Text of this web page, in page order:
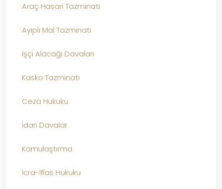
Araç Hasari Tazminati
Ayıplı Mal Tazminatı
İşçi Alacağı Davaları
Kasko Tazminatı
Ceza Hukuku
İdari Davalar
Kamulaştırma
İcra-İflas Hukuku